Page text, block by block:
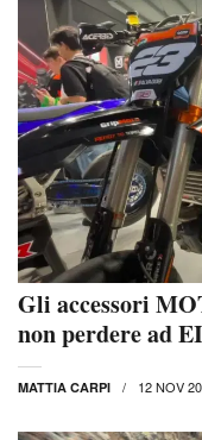
Gli accessori
non perdere ad
MATTIA CARPI 12 NOV